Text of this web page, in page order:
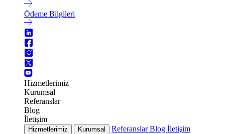
Ödeme Bilgileri
Hizmetlerimiz
Kurumsal
Referanslar
Blog
İletişim
Hizmetlerimiz Kurumsal ReferanslarBlog İletişim